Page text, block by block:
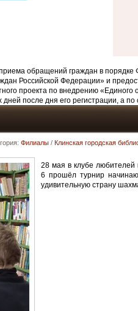
обращений граждан в
Российской Федерации» и
проекта по внедрению
после дня его регистрации, а
Филиалы /Клинская городская
28 мая в клубе любителей
6 прошёл турнир
удивительную страну